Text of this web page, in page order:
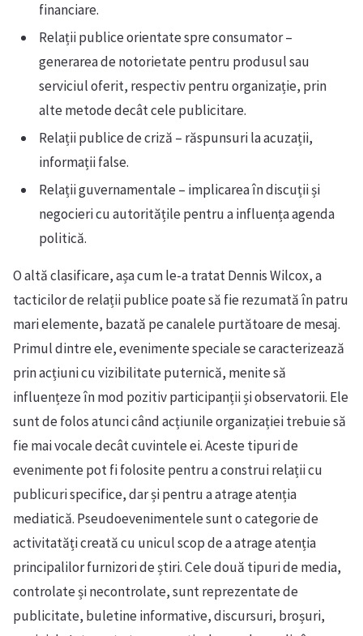
financiare.
Relații publice orientate spre consumator –
generarea de notorietate pentru produsul sau
serviciul oferit, respectiv pentru organizație, prin
alte metode decât cele publicitare.
Relații publice de criză – răspunsuri la acuzații,
informații false.
Relații guvernamentale – implicarea în discuții și
negocieri cu autoritățile pentru a influența agenda
politică.
O altă clasificare, așa cum le-a tratat Dennis Wilcox, a
tacticilor de relații publice poate să fie rezumată în patru
mari elemente, bazată pe canalele purtătoare de mesaj.
Primul dintre ele, evenimente speciale se caracterizează
prin acțiuni cu vizibilitate puternică, menite să
influențeze în mod pozitiv participanții și observatorii. Ele
sunt de folos atunci când acțiunile organizației trebuie să
fie mai vocale decât cuvintele ei. Aceste tipuri de
evenimente pot fi folosite pentru a construi relații cu
publicuri specifice, dar și pentru a atrage atenția
mediatică. Pseudoevenimentele sunt o categorie de
activitatăți creată cu unicul scop de a atrage atenția
principalilor furnizori de știri. Cele două tipuri de media,
controlate și necontrolate, sunt reprezentate de
publicitate, buletine informative, discursuri, broșuri,